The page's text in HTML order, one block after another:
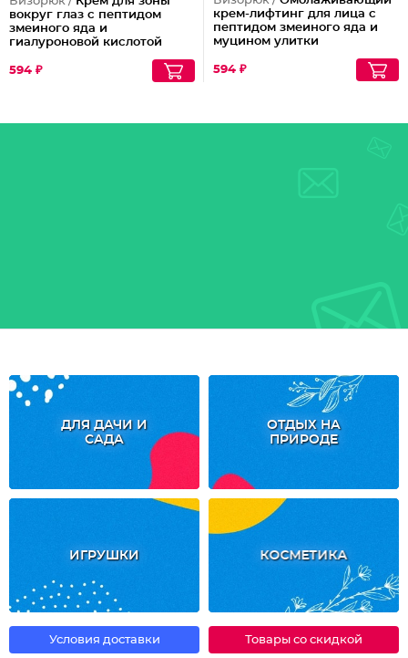
вокруг глаз с пептидом
змеиного яда и
гиалуроновой кислотой
594 ₽
крем-лифтинг для лица с
пептидом змеиного яда и
муцином улитки
594 ₽
ДЛЯ ДАЧИ И
САДА
ОТДЫХ НА
ПРИРОДЕ
ИГРУШКИ КОСМЕТИКА
Условия доставки Товары со скидкой